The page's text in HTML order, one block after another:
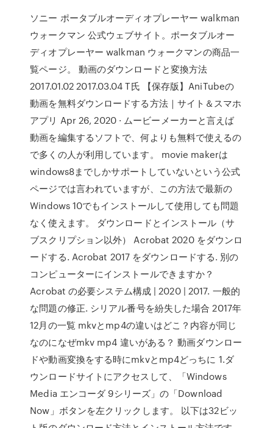
ソニー ポータブルオーディオプレーヤー walkman
ウォークマン 公式ウェブサイト。ポータブルオー
ディオプレーヤー walkman ウォークマンの商品一
覧ページ。 動画のダウンロードと変換方法
2017.01.02 2017.03.04 T氏 【保存版】AniTubeの
動画を無料ダウンロードする方法｜サイト＆スマホ
アプリ Apr 26, 2020 · ムービーメーカーと言えば
動画を編集するソフトで、何よりも無料で使えるの
で多くの人が利用しています。 movie makerは
windows8までしかサポートしていないという公式
ページでは言われていますが、この方法で最新の
Windows 10でもインストールして使用しても問題
なく使えます。 ダウンロードとインストール（サ
ブスクリプション以外） Acrobat 2020 をダウンロ
ードする. Acrobat 2017 をダウンロードする. 別の
コンピューターにインストールできますか？
Acrobat の必要システム構成 | 2020 | 2017. 一般的
な問題の修正. シリアル番号を紛失した場合 2017年
12月の一覧 mkvとmp4の違いはどこ？内容が同じ
なのになぜmkv mp4 違いがある？ 動画ダウンロー
ドや動画変換をする時にmkvとmp4どっちに 1.ダ
ウンロードサイトにアクセスして、「Windows
Media エンコーダ 9シリーズ」の「Download
Now」ボタンを左クリックします。 以下は32ビッ